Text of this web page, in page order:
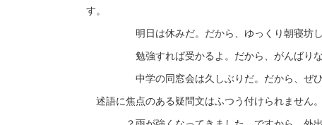
す。
明日は休みだ。だから、ゆっくり朝寝坊し
勉強すれば受かるよ。だから、がんばりな
中学の同窓会は久しぶりだ。だから、ぜひ
述語に焦点のある疑問文はふつう付けられません。